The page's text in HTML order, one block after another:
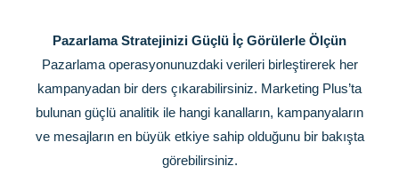
Pazarlama Stratejinizi Güçlü İç Görülerle Ölçün
Pazarlama operasyonunuzdaki verileri birleştirerek her
kampanyadan bir ders çıkarabilirsiniz. Marketing Plus’ta
bulunan güçlü analitik ile hangi kanalların, kampanyaların
ve mesajların en büyük etkiye sahip olduğunu bir bakışta
görebilirsiniz.